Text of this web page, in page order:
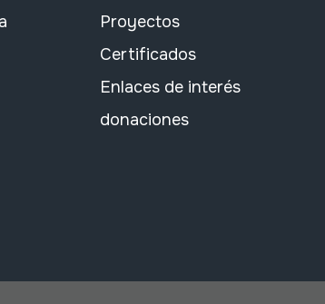
Proyectos
Certificados
Enlaces de interés
donaciones